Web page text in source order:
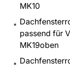
MK10
passend für
MK19oben